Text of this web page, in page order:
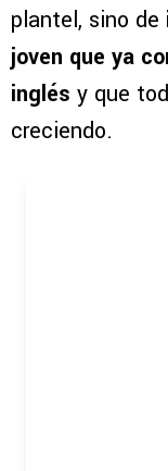
plantel, sino de
joven que ya
inglés y que
creciendo.